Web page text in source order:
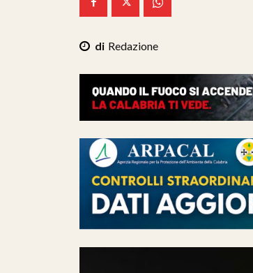
Redazione